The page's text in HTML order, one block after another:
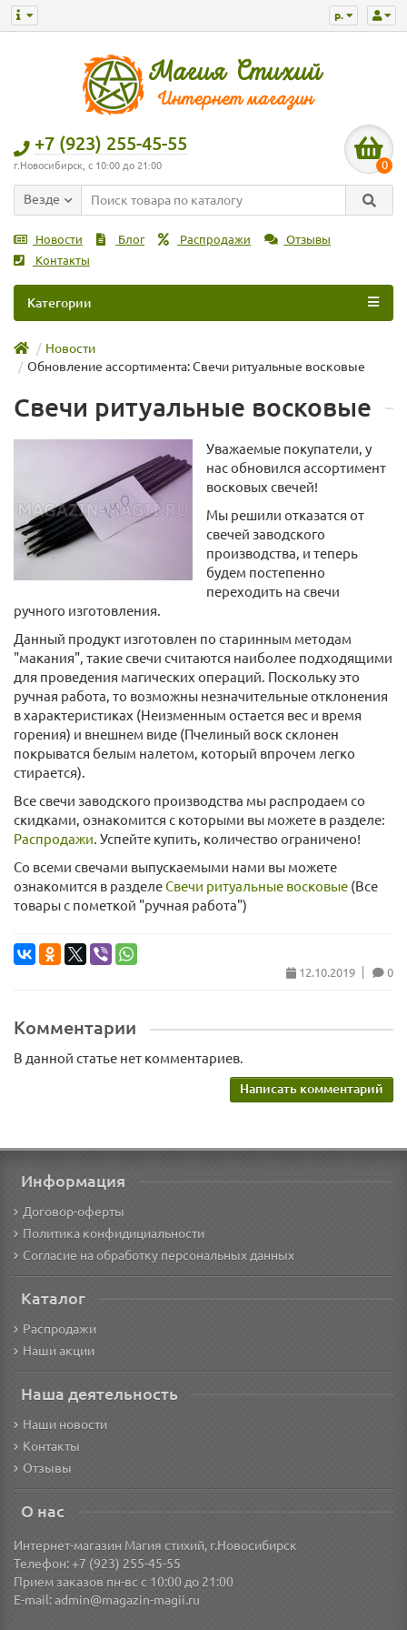
р.
+7 (923) 255-45-55
г.Новосибирск, с 10:00 до 21:00 0
Везде
Новости Блог Распродажи
Отзывы
Контакты
Категории
Новости
Обновление ассортимента: Свечи ритуальные восковые
Свечи ритуальные восковые
Уважаемые покупатели, у
нас обновился ассортимент
восковых свечей!
Мы решили отказатся от
свечей заводского
производства, и теперь
будем постепенно
переходить на свечи
ручного изготовления.
Данный продукт изготовлен по старинным методам
"макания", такие свечи считаются наиболее подходящими
для проведения магических операций. Поскольку это
ручная работа, то возможны незначительные отклонения
в характеристиках (Неизменным остается вес и время
горения) и внешнем виде (Пчелиный воск склонен
покрыватся белым налетом, который впрочем легко
стирается).
Все свечи заводского производства мы распродаем со
скидками, ознакомится с которыми вы можете в разделе:
Распродажи. Успейте купить, количество ограничено!
Со всеми свечами выпускаемыми нами вы можете
ознакомится в разделеСвечи ритуальные восковые (Все
товары с пометкой "ручная работа")
12.10.2019 0
Комментарии
В данной статье нет комментариев.
Написать комментарий
Информация
Договор-оферты
Политика конфидициальности
Согласие на обработку персональных данных
Каталог
Распродажи
Наши акции
Наша деятельность
Наши новости
Контакты
Отзывы
О нас
Интернет-магазин Магия стихий, г.Новосибирск
Телефон: +7 (923) 255-45-55
Прием заказов пн-вс с 10:00 до 21:00
E-mail:admin@magazin-magii.ru